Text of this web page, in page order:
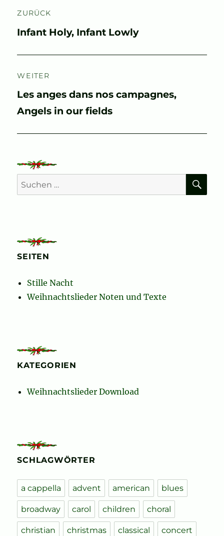
ZURÜCK
Vorheriger
Infant Holy, Infant Lowly
WEITER
Nächster
Beitrag:
Les anges dans nos campagnes,
Angels in our fields
Suchen
nach:
SEITEN
Stille Nacht
Weihnachtslieder Noten und Texte
KATEGORIEN
Weihnachtslieder Download
SCHLAGWÖRTER
a cappella advent american blues
broadway carol children choral
christian christmas classical concert